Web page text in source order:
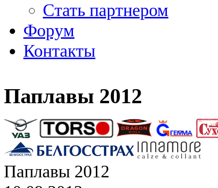
Стать партнером
Форум
Контакты
Паплавы 2012
Паплавы 2012